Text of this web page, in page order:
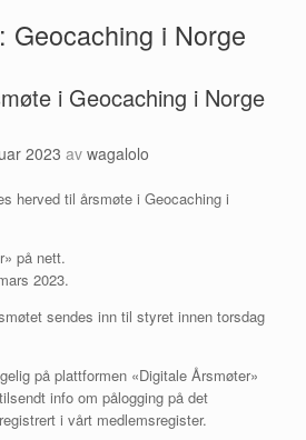
Geocaching i Norge
i Geocaching i Norge
2023 av wagalolo
herved til årsmøte i Geocaching i
på nett.
2023.
sendes inn til styret innen torsdag
på plattformen «Digitale Årsmøter»
info om pålogging på det
i vårt medlemsregister.